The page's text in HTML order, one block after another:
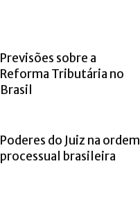
Previsões sobre a
Reforma Tributária no
Brasil
Poderes do Juiz na ordem
processual brasileira